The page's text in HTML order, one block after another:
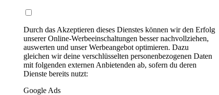
Durch das Akzeptieren dieses Dienstes können wir den Erfolg
unserer Online-Werbeeinschaltungen besser nachvollziehen,
auswerten und unser Werbeangebot optimieren. Dazu
gleichen wir deine verschlüsselten personenbezogenen Daten
mit folgenden externen Anbietenden ab, sofern du deren
Dienste bereits nutzt:
Google Ads